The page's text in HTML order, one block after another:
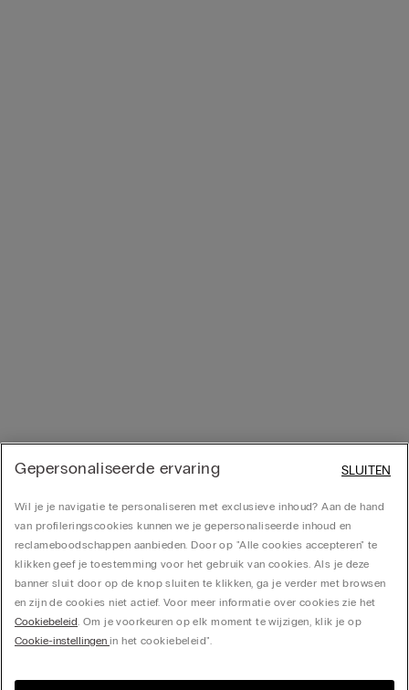
Gepersonaliseerde ervaring
Wil je je navigatie te personaliseren met exclusieve inhoud? Aan de hand
van profileringscookies kunnen we je gepersonaliseerde inhoud en
reclameboodschappen aanbieden. Door op "Alle cookies accepteren" te
klikken geef je toestemming voor het gebruik van cookies. Als je deze
banner sluit door op de knop sluiten te klikken, ga je verder met browsen
en zijn de cookies niet actief. Voor meer informatie over cookies zie het
Cookiebeleid. Om je voorkeuren op elk moment te wijzigen, klik je op
Cookie-instellingen in het cookiebeleid".
SLUITEN